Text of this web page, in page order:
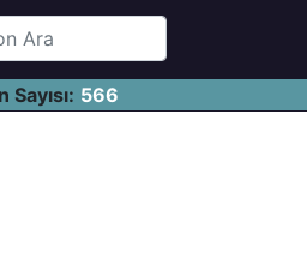
Sayısı: 566